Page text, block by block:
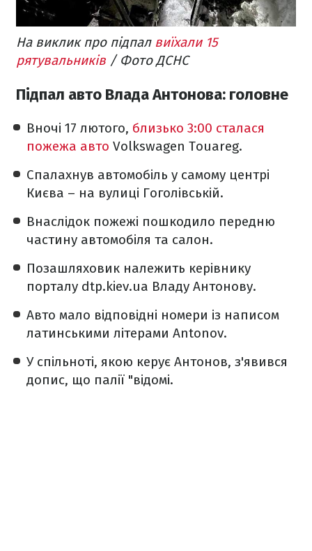
На виклик про підпал виїхали 15
рятувальників / Фото ДСНС
Підпал авто Влада Антонова: головне
Вночі 17 лютого, близько 3:00 сталася
пожежа авто Volkswagen Touareg.
Спалахнув автомобіль у самому центрі
Києва – на вулиці Гоголівській.
Внаслідок пожежі пошкодило передню
частину автомобіля та салон.
Позашляховик належить керівнику
порталу dtp.kiev.ua Владу Антонову.
Авто мало відповідні номери із написом
латинськими літерами Antonov.
У спільноті, якою керує Антонов, з'явився
допис, що палії "відомі.